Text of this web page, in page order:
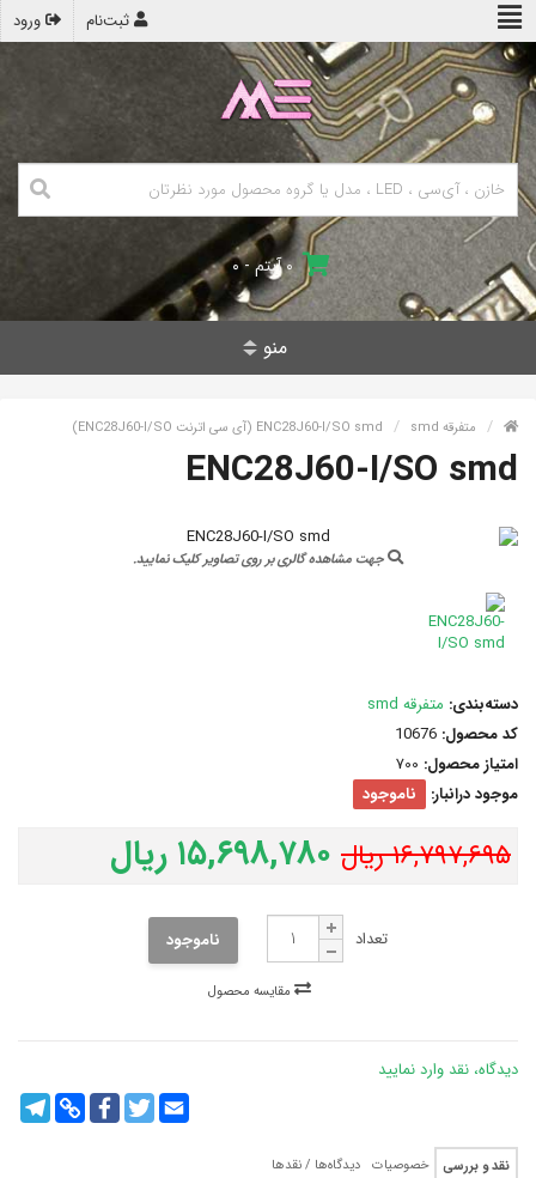
ورود ثبت‌نام
۰ آیتم - ۰
منو
متفرقه smd ENC28J60-I/SO smd (آی سی اترنت ENC28J60-I/SO)
ENC28J60-I/SO smd
جهت مشاهده گالری بر روی تصاویر کلیک نمایید.
دسته‌بندی: متفرقه smd
کد محصول: 10676
امتیاز محصول: 700
موجود درانبار:
ناموجود
۱۶,۷۹۷,۶۹۵ ریال ۱۵,۶۹۸,۷۸۰ ریال
تعداد ناموجود
دیدگاه، نقد وارد نمایید
Copy
Link
FacebookTwitterEmail
نقد و بررسی خصوصیات دیدگاه‌ها / نقدها